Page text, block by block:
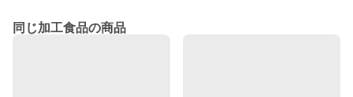
同じ加工食品の商品